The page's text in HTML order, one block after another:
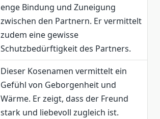
enge Bindung und Zuneigung
zwischen den Partnern. Er vermittelt
zudem eine gewisse
Schutzbedürftigkeit des Partners.
Dieser Kosenamen vermittelt ein
Gefühl von Geborgenheit und
Wärme. Er zeigt, dass der Freund
stark und liebevoll zugleich ist.